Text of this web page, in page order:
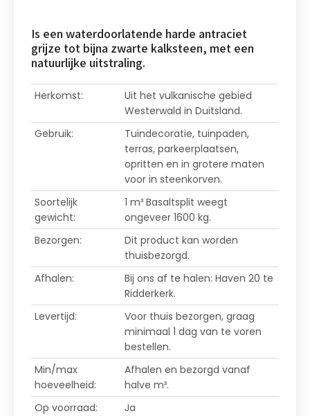
Is een waterdoorlatende harde antraciet
grijze tot bijna zwarte kalksteen, met een
natuurlijke uitstraling.
Herkomst:
Uit het vulkanische gebied
Westerwald in Duitsland.
Gebruik:
Tuindecoratie, tuinpaden,
terras, parkeerplaatsen,
opritten en in grotere maten
voor in steenkorven.
Soortelijk
gewicht:
1 m³ Basaltsplit weegt
ongeveer 1600 kg.
Bezorgen:
Dit product kan worden
thuisbezorgd.
Afhalen:
Bij ons af te halen: Haven 20 te
Ridderkerk.
Levertijd:
Voor thuis bezorgen, graag
minimaal 1 dag van te voren
bestellen.
Min/max
hoeveelheid:
Afhalen en bezorgd vanaf
halve m³.
Op voorraad:
Ja